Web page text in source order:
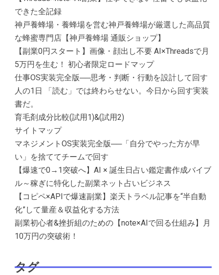
できた全記録
神戸養蜂場・養蜂場を営む神戸養蜂場が厳選した高品質
な蜂蜜専門店【神戸養蜂場 通販ショップ】
【副業0円スタート】画像・顔出し不要 AI×Threadsで月
5万円を生む！ 初心者限定ロードマップ
仕事OS実装完全版──思考・判断・行動を設計して回す
人の1日 「読む」では終わらせない。今日から回す実装
書だ。
育毛剤成分比較(試用1)&(試用2)
サイトマップ
マネジメントOS実装完全版──「自分でやった方が早
い」を捨ててチームで回す
【爆速で0→1突破へ】AI × 誕生日占い鑑定書作成バイブ
ル～稼ぎに特化した副業ネット占いビジネス
【コピペ×APIで爆速副業】楽天トラベル記事を“半自動
化”して量産＆収益化する方法
副業初心者&挫折組のための【note×AIで回る仕組み】月
10万円の突破術！
タグ